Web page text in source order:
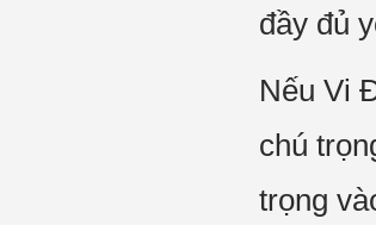
đầy đủ
Nếu Vi
chú
trọng